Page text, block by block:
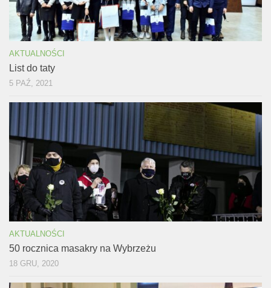
AKTUALNOŚCI
List do taty
5 PAŹ, 2021
AKTUALNOŚCI
50 rocznica masakry na Wybrzeżu
18 GRU, 2020